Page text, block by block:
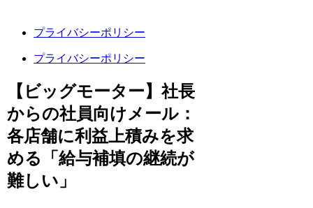
プライバシーポリシー
プライバシーポリシー
【ビッグモーター】社長
からの社員向けメール：
各店舗に利益上積みを求
める「給与補填の継続が
難しい」